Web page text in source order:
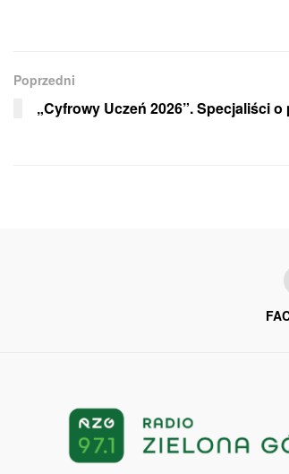
Poprzedni
„Cyfrowy Uczeń 2026”. Specjaliści